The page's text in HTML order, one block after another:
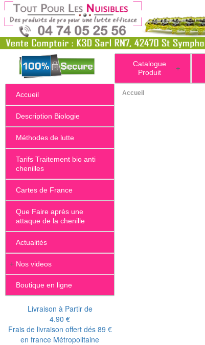
+
Catalogue
Produit
Accueil
Description Biologie
Méthodes de lutte
Tarifs Traitement bio anti
chenilles
Cartes de France
Que Faire après une
attaque de la chenille
Actualités
+ Nos videos
Boutique en ligne
Livraison à Partir de
4.90 €
Frais de livraison offert dés 89 €
en france Métropolitaine
Accueil